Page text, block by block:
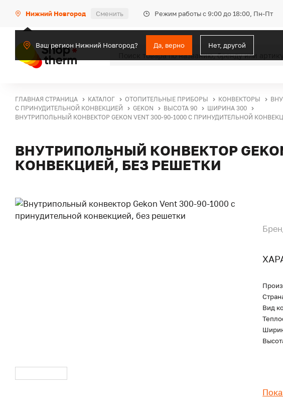
Нижний Новгород Сменить Режим работы с 9:00 до 18:00, Пн-Пт
Ваш регион Нижний Новгород? Да, верно Нет, другой
ГЛАВНАЯ СТРАНИЦА КАТАЛОГ ОТОПИТЕЛЬНЫЕ ПРИБОРЫ КОНВЕКТОРЫ
С ПРИНУДИТЕЛЬНОЙ КОНВЕКЦИЕЙ
GEKON ВЫСОТА 90
ШИРИНА 300
ВНУТРИПОЛЬНЫЙ КОНВЕКТОР GEKON VENT 300-90-1000 С ПРИНУДИТЕЛЬНОЙ
ВНУТРИПОЛЬНЫЙ КОНВЕКТОР
КОНВЕКЦИЕЙ, БЕЗ РЕШЕТКИ
Вид